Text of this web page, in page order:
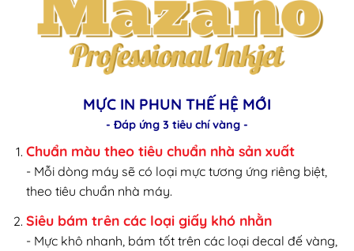
MỰC IN PHUN THẾ HỆ MỚI
- Đáp ứng 3 tiêu chí vàng -
Chuẩn màu theo tiêu chuẩn nhà sản xuất
- Mỗi dòng máy sẽ có loại mực tương ứng riêng biệt,
theo tiêu chuẩn nhà máy.
Siêu bám trên các loại giấy khó nhằn
- Mực khô nhanh, bám tốt trên các loại decal đế vàng,